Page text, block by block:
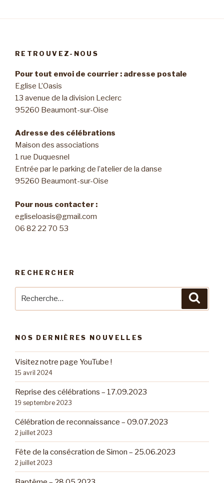
RETROUVEZ-NOUS
Pour tout envoi de courrier : adresse postale
Eglise L’Oasis
13 avenue de la division Leclerc
95260 Beaumont-sur-Oise
Adresse des célébrations
Maison des associations
1 rue Duquesnel
Entrée par le parking de l’atelier de la danse
95260 Beaumont-sur-Oise
Pour nous contacter :
egliseloasis@gmail.com
06 82 22 70 53
RECHERCHER
NOS DERNIÈRES NOUVELLES
Visitez notre page YouTube !
15 avril 2024
Reprise des célébrations – 17.09.2023
19 septembre 2023
Célébration de reconnaissance – 09.07.2023
2 juillet 2023
Fête de la consécration de Simon – 25.06.2023
2 juillet 2023